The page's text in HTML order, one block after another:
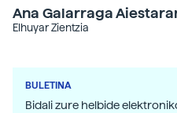
Ana Galarraga
Elhuyar Zientzia
BULETINA
Bidali zure helbide